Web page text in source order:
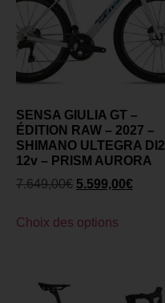
SENSA GIULIA GT –
ÉDITION RAW – 2027 –
SHIMANO ULTEGRA DI2
12v – PRISM AURORA
7.649,00€ 5.599,00€
Choix des options